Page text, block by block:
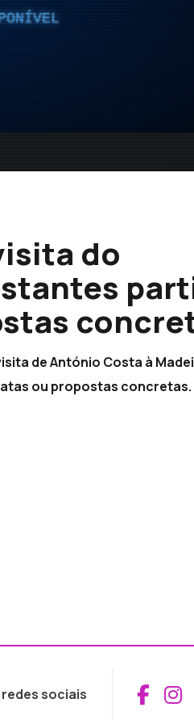
do
de António Costa à
ou propostas concretas.
sociais